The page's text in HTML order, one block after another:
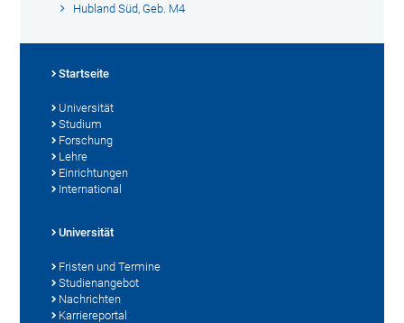
Hubland Süd, Geb. M4
Startseite
Universität
Studium
Forschung
Lehre
Einrichtungen
International
Universität
Fristen und Termine
Studienangebot
Nachrichten
Karriereportal